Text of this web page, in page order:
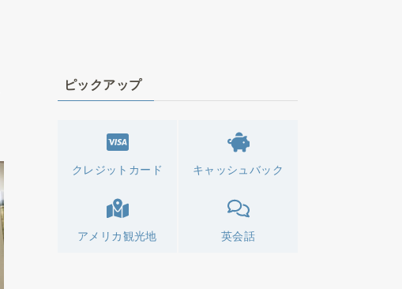
ピックアップ
クレジットカード キャッシュバック
アメリカ観光地 英会話